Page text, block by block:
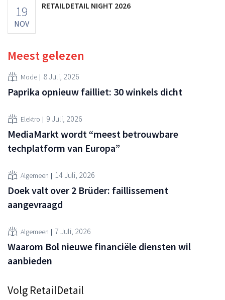
19
NOV
RETAILDETAIL NIGHT 2026
Meest gelezen
Mode 8 Juli, 2026
Paprika opnieuw failliet: 30 winkels dicht
Elektro 9 Juli, 2026
MediaMarkt wordt “meest betrouwbare
techplatform van Europa”
Algemeen 14 Juli, 2026
Doek valt over 2 Brüder: faillissement
aangevraagd
Algemeen 7 Juli, 2026
Waarom Bol nieuwe financiële diensten wil
aanbieden
Volg RetailDetail